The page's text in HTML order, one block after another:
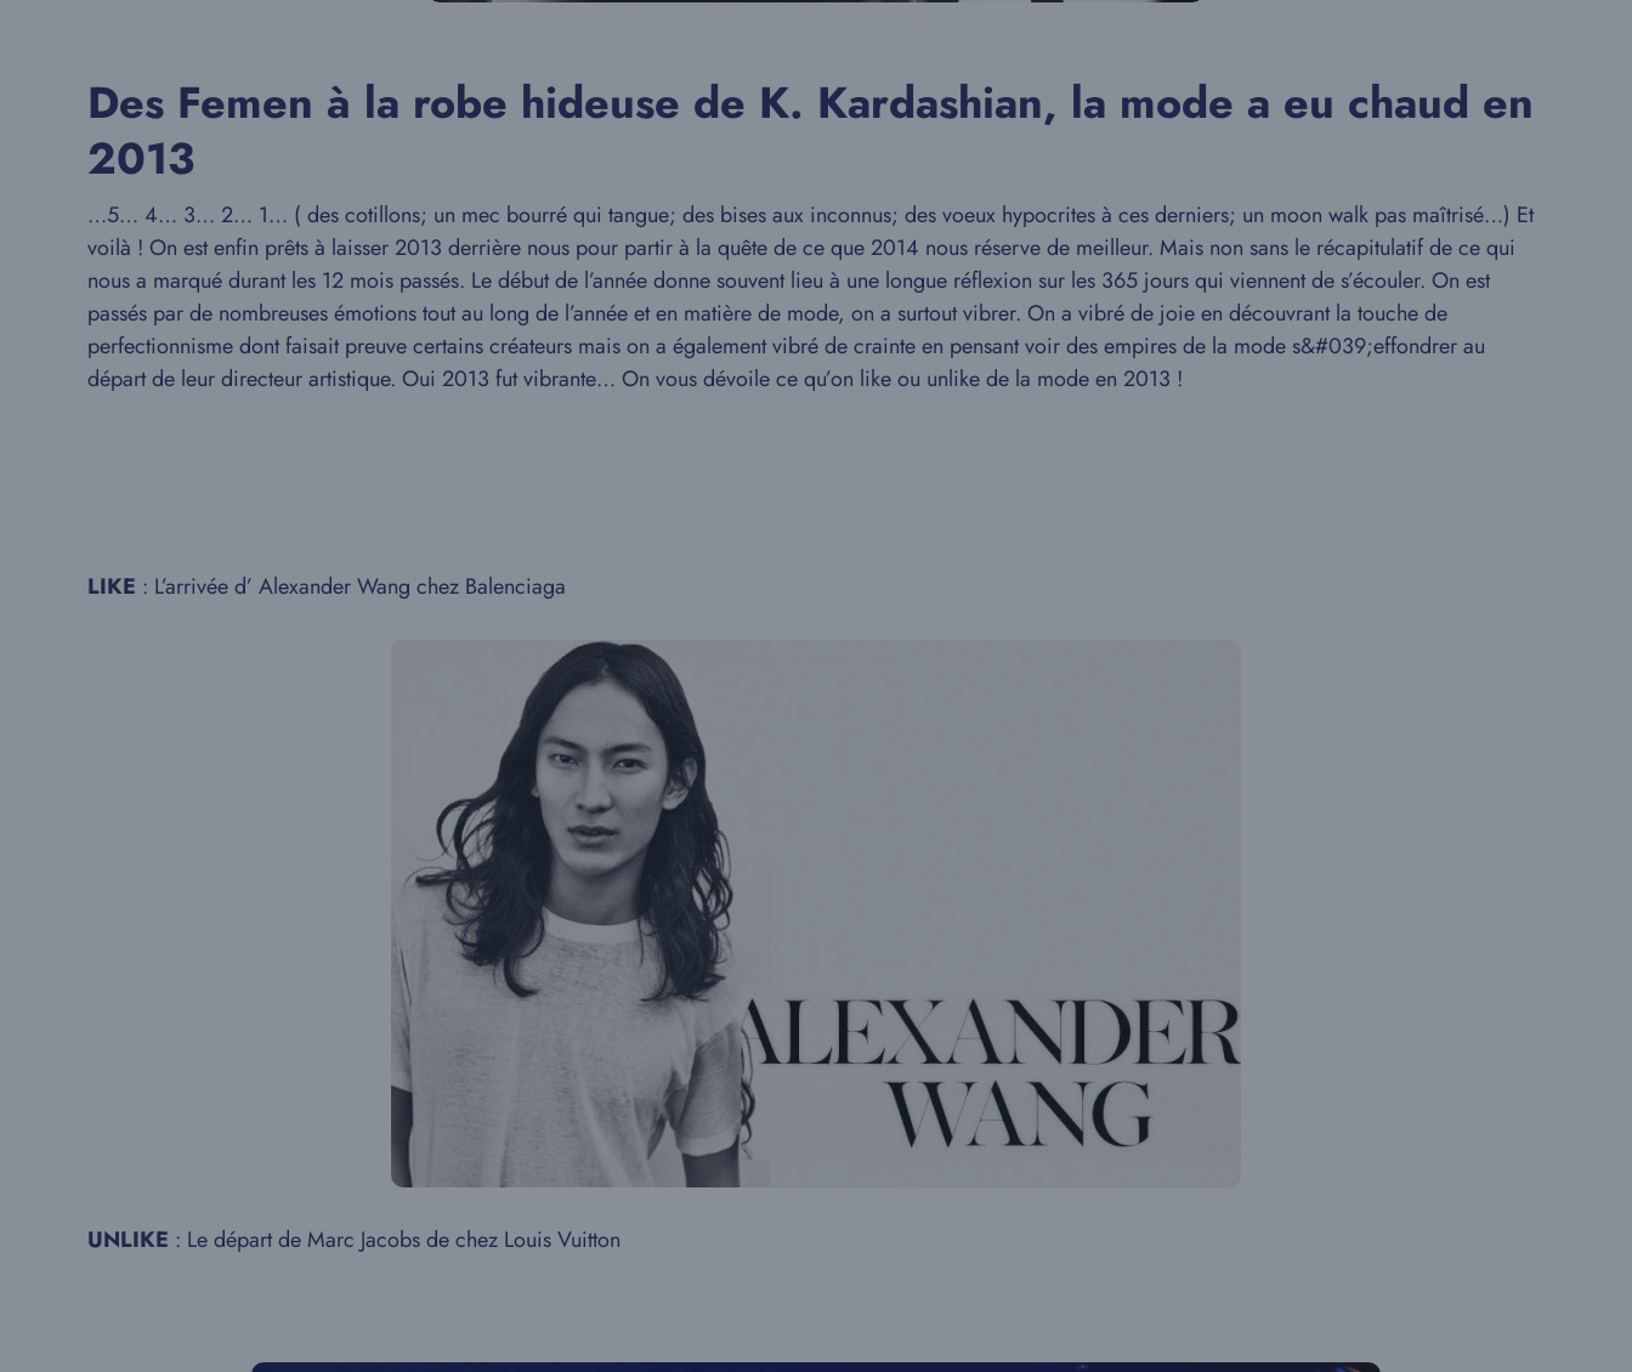
Des Femen à la robe hideuse de K. Kardashian, la mode a eu chaud en
2013
…5… 4… 3… 2… 1… ( des cotillons; un mec bourré qui tangue; des bises aux inconnus; des voeux hypocrites à ces derniers; un moon walk pas maîtrisé…) Et
voilà ! On est enfin prêts à laisser 2013 derrière nous pour partir à la quête de ce que 2014 nous réserve de meilleur. Mais non sans le récapitulatif de ce qui
nous a marqué durant les 12 mois passés. Le début de l’année donne souvent lieu à une longue réflexion sur les 365 jours qui viennent de s’écouler. On est
passés par de nombreuses émotions tout au long de l’année et en matière de mode, on a surtout vibrer. On a vibré de joie en découvrant la touche de
perfectionnisme dont faisait preuve certains créateurs mais on a également vibré de crainte en pensant voir des empires de la mode s&#039;effondrer au
départ de leur directeur artistique. Oui 2013 fut vibrante… On vous dévoile ce qu’on like ou unlike de la mode en 2013 !
LIKE : L’arrivée d’ Alexander Wang chez Balenciaga
UNLIKE : Le départ de Marc Jacobs de chez Louis Vuitton